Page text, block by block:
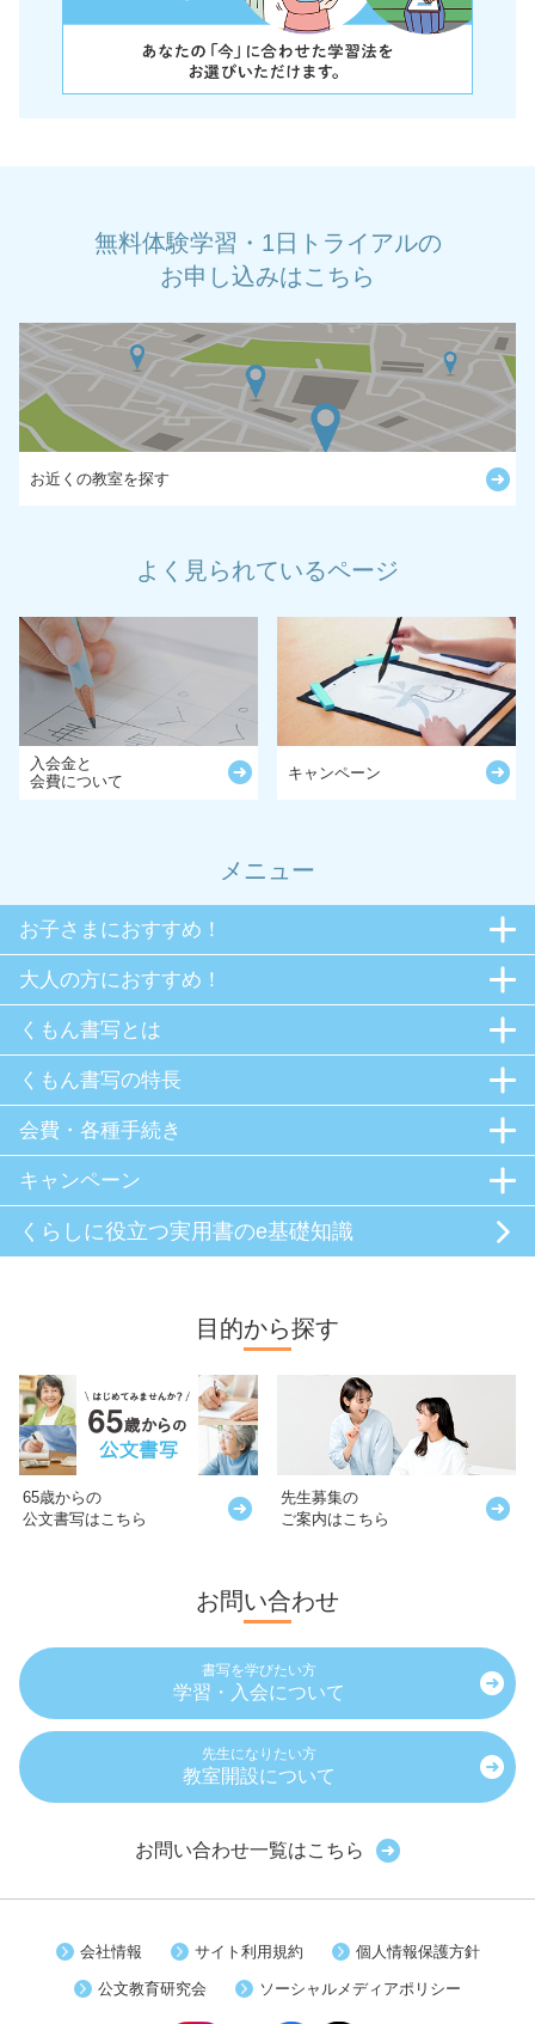
無料体験学習・1日トライアルの
お申し込みはこちら
お近くの教室を探す
よく見られているページ
入会金と
会費について
キャンペーン
メニュー
お子さまにおすすめ！
大人の方におすすめ！
くもん書写とは
くもん書写の特長
会費・各種手続き
キャンペーン
くらしに役立つ実用書のe基礎知識
目的から探す
65歳からの
公文書写はこちら
先生募集の
ご案内はこちら
お問い合わせ
書写を学びたい方
学習・入会について
先生になりたい方
教室開設について
お問い合わせ一覧はこちら
会社情報 サイト利用規約 個人情報保護方針
公文教育研究会 ソーシャルメディアポリシー